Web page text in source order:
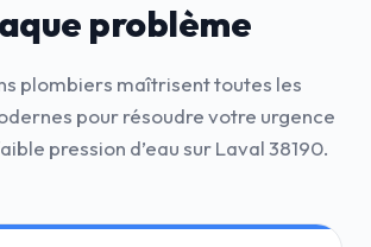
problème
plombiers maîtrisent toutes les
pour résoudre votre urgence
pression d’eau sur Laval 38190.